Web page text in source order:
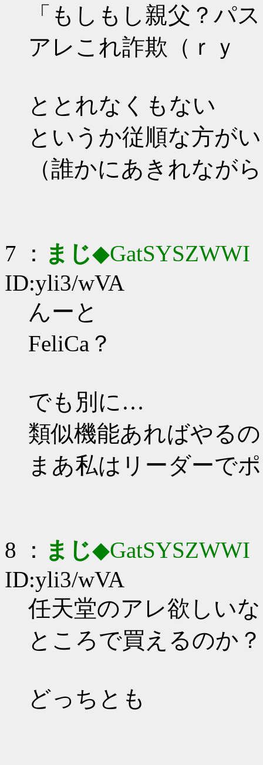
「もしもし親父？パ
アレこれ詐欺（ｒｙ
ととれなくもない
というか従順な方が
（誰かにあきれなが
7 ： まじ◆GatSYSZWWI
ID:yli3/wVA
んーと
FeliCa？
でも別に…
類似機能あればやる
まあ私はリーダーで
8 ： まじ◆GatSYSZWWI
ID:yli3/wVA
任天堂のアレ欲しい
ところで買えるのか
どっちとも